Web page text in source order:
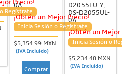
Precio!
Regístrate
0A
¡Obtén un Mejor Precio!
Inicia Sesión o Regístrate
$5,354.99 MXN
(IVA Incluido)
Comprar
D2055LU-Y,
DS-D2055UL-
0A
¡Obtén un
Inicia Sesión o
$5,234.48 MXN
(IVA Incluido)